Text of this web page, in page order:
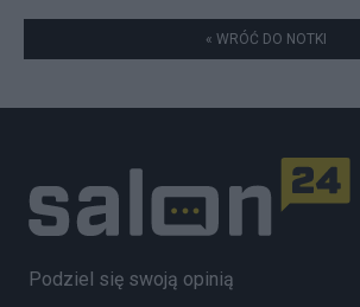
« WRÓĆ DO NOTKI
Podziel się swoją opinią